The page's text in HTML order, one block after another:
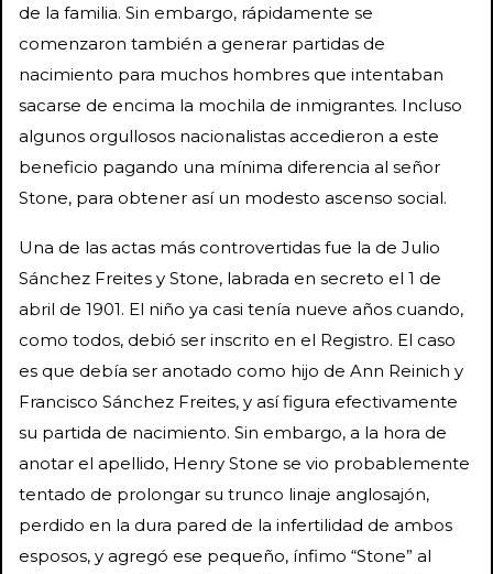
de la familia. Sin embargo, rápidamente se
comenzaron también a generar partidas de
nacimiento para muchos hombres que intentaban
sacarse de encima la mochila de inmigrantes. Incluso
algunos orgullosos nacionalistas accedieron a este
beneficio pagando una mínima diferencia al señor
Stone, para obtener así un modesto ascenso social.
Una de las actas más controvertidas fue la de Julio
Sánchez Freites y Stone, labrada en secreto el 1 de
abril de 1901. El niño ya casi tenía nueve años cuando,
como todos, debió ser inscrito en el Registro. El caso
es que debía ser anotado como hijo de Ann Reinich y
Francisco Sánchez Freites, y así figura efectivamente
su partida de nacimiento. Sin embargo, a la hora de
anotar el apellido, Henry Stone se vio probablemente
tentado de prolongar su trunco linaje anglosajón,
perdido en la dura pared de la infertilidad de ambos
esposos, y agregó ese pequeño, ínfimo “Stone” al